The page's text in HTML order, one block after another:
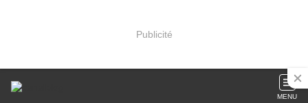
Publicité
MENU